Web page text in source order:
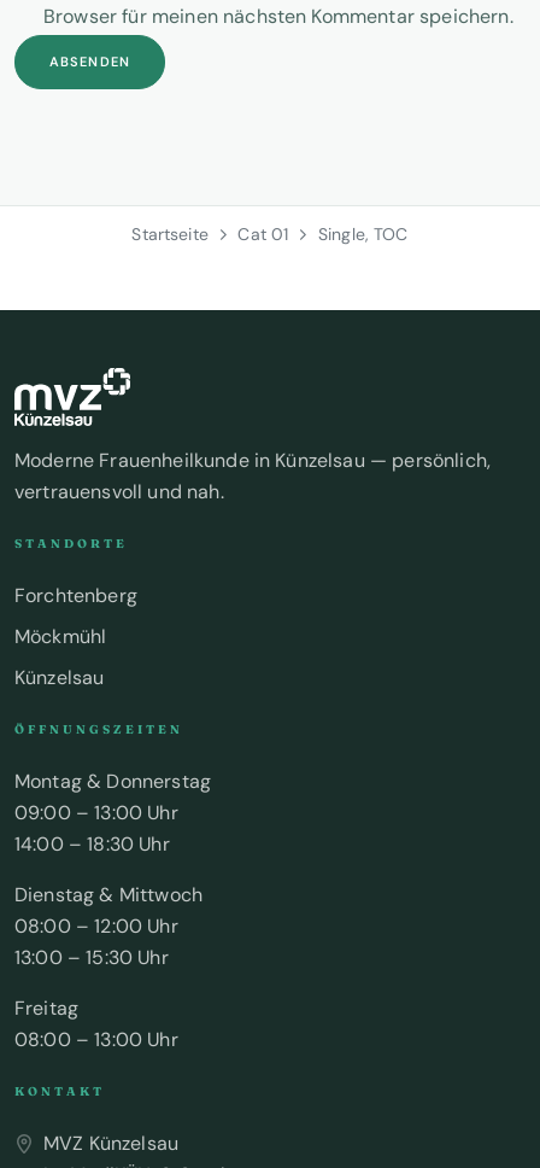
Browser für meinen nächsten Kommentar speichern.
Startseite Cat 01 Single, TOC
Moderne Frauenheilkunde in Künzelsau — persönlich,
vertrauensvoll und nah.
STANDORTE
Forchtenberg
Möckmühl
Künzelsau
ÖFFNUNGSZEITEN
Montag & Donnerstag
09:00 – 13:00 Uhr
14:00 – 18:30 Uhr
Dienstag & Mittwoch
08:00 – 12:00 Uhr
13:00 – 15:30 Uhr
Freitag
08:00 – 13:00 Uhr
KONTAKT
MVZ Künzelsau